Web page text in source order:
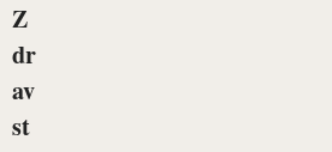
Z
dr
av
st